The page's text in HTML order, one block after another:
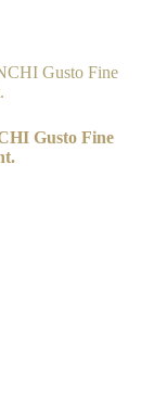
Gusto Fine